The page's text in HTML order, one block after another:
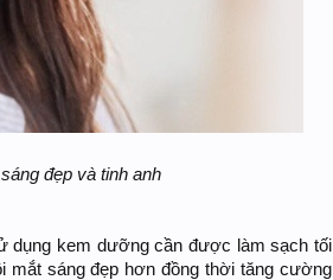
đẹp và tinh anh
dụng kem dưỡng cần được làm sạch tối
mắt sáng đẹp hơn đồng thời tăng cường